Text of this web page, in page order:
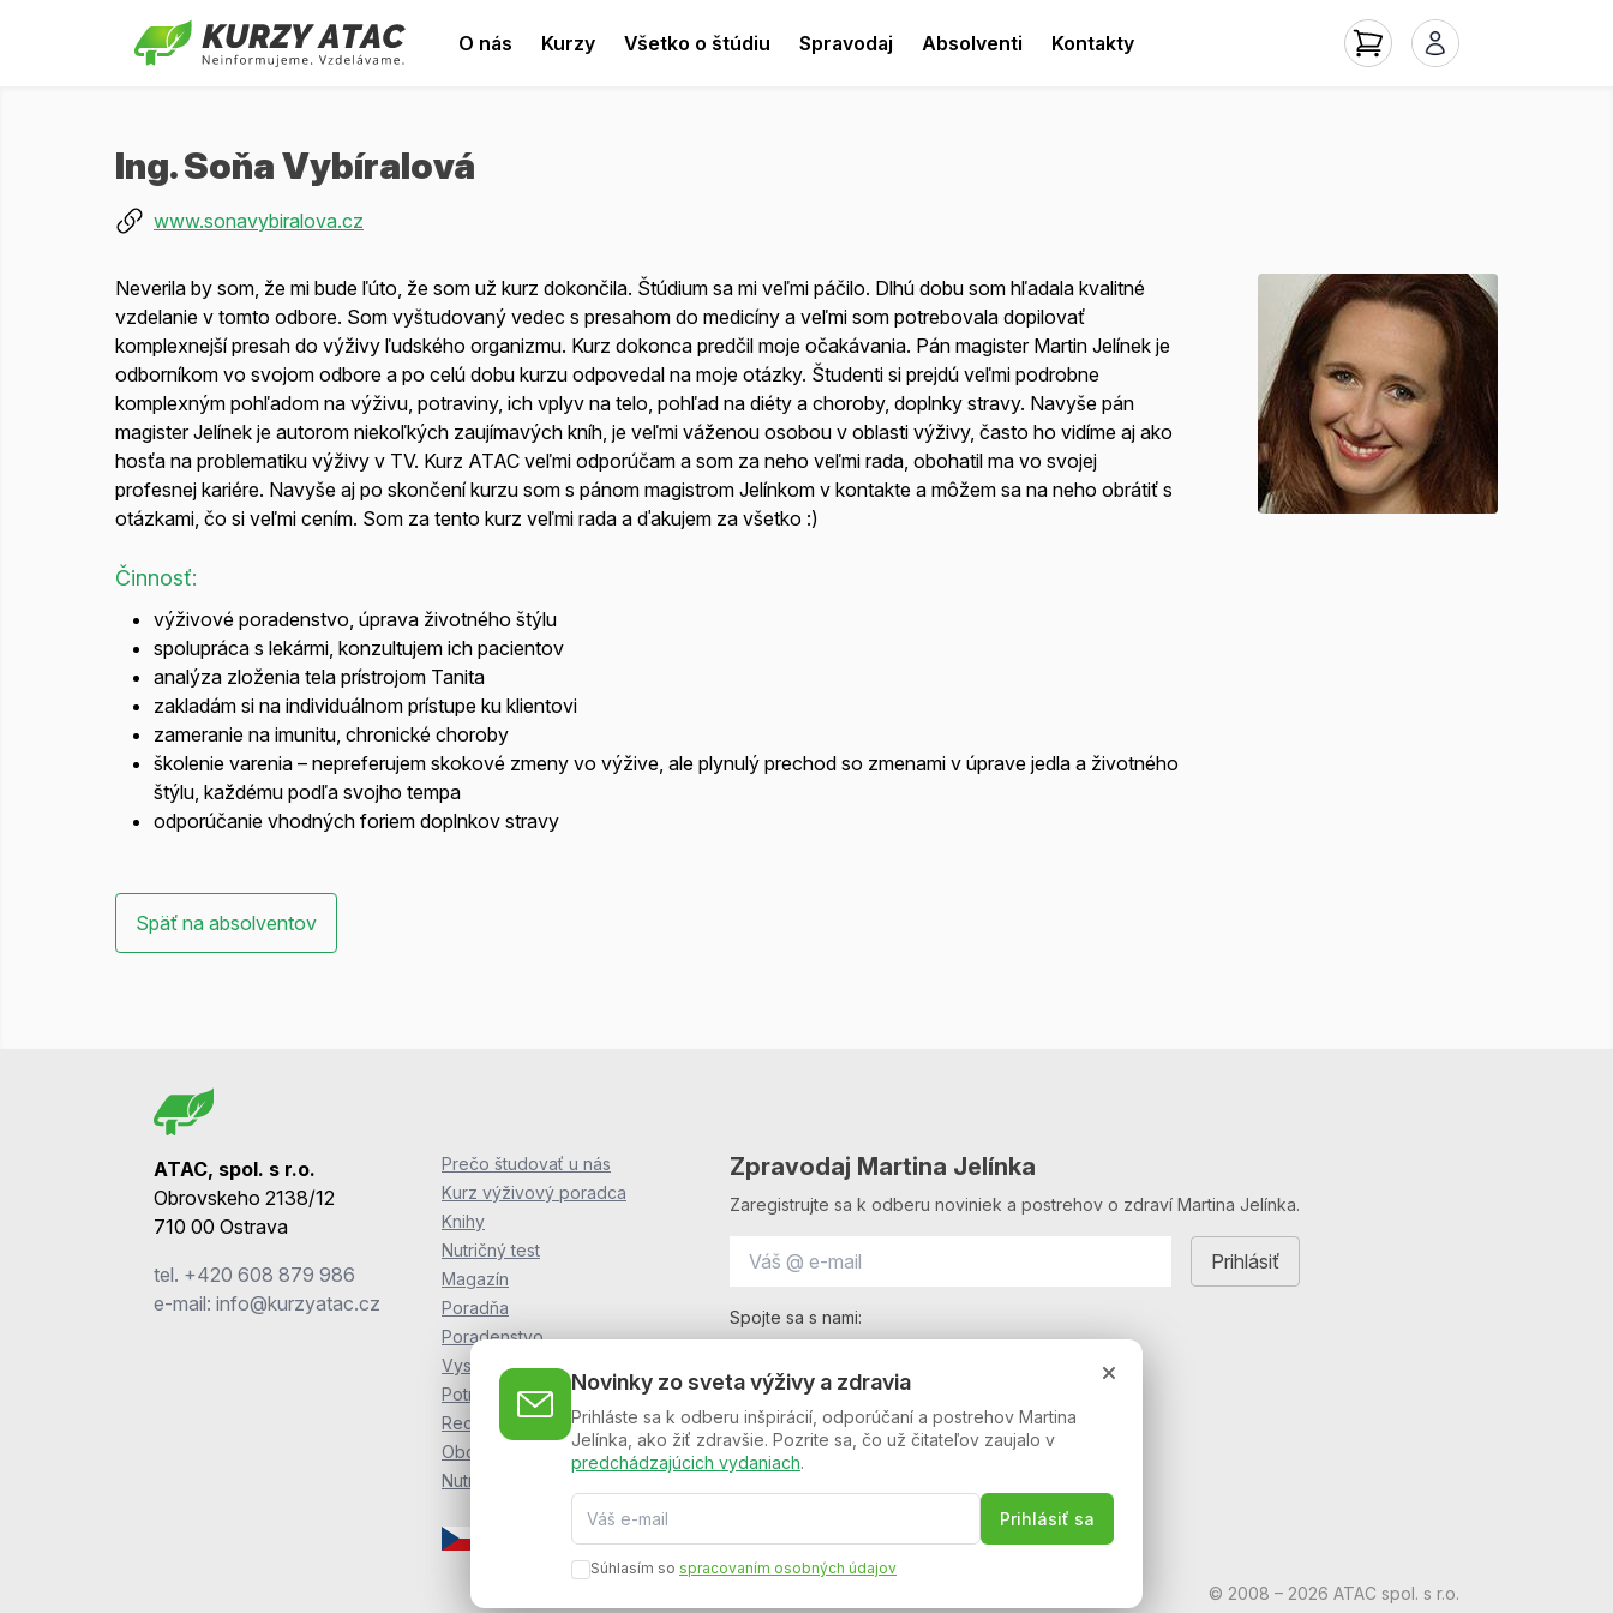
O nás Kurzy Všetko o štúdiu Spravodaj Absolventi Kontakty
Ing. Soňa Vybíralová
www.sonavybiralova.cz
Neverila by som, že mi bude ľúto, že som už kurz dokončila. Štúdium sa mi veľmi páčilo. Dlhú dobu som hľadala kvalitné
vzdelanie v tomto odbore. Som vyštudovaný vedec s presahom do medicíny a veľmi som potrebovala dopilovať
komplexnejší presah do výživy ľudského organizmu. Kurz dokonca predčil moje očakávania. Pán magister Martin Jelínek je
odborníkom vo svojom odbore a po celú dobu kurzu odpovedal na moje otázky. Študenti si prejdú veľmi podrobne
komplexným pohľadom na výživu, potraviny, ich vplyv na telo, pohľad na diéty a choroby, doplnky stravy. Navyše pán
magister Jelínek je autorom niekoľkých zaujímavých kníh, je veľmi váženou osobou v oblasti výživy, často ho vidíme aj ako
hosťa na problematiku výživy v TV. Kurz ATAC veľmi odporúčam a som za neho veľmi rada, obohatil ma vo svojej
profesnej kariére. Navyše aj po skončení kurzu som s pánom magistrom Jelínkom v kontakte a môžem sa na neho obrátiť s
otázkami, čo si veľmi cením. Som za tento kurz veľmi rada a ďakujem za všetko :)
Činnosť:
výživové poradenstvo, úprava životného štýlu
spolupráca s lekármi, konzultujem ich pacientov
analýza zloženia tela prístrojom Tanita
zakladám si na individuálnom prístupe ku klientovi
zameranie na imunitu, chronické choroby
školenie varenia – nepreferujem skokové zmeny vo výžive, ale plynulý prechod so zmenami v úprave jedla a životného
štýlu, každému podľa svojho tempa
odporúčanie vhodných foriem doplnkov stravy
Späť na absolventov
Novinky zo sveta výživy a zdravia
Prihláste sa k odberu inšpirácií, odporúčaní a postrehov Martina
Jelínka, ako žiť zdravšie. Pozrite sa, čo už čitateľov zaujalo v
predchádzajúcich vydaniach.
Prihlásiť sa
Súhlasím so spracovaním osobných údajov
ATAC, spol. s r.o.
Obrovskeho 2138/12
710 00 Ostrava
tel. +420 608 879 986
e-mail: info@kurzyatac.cz
Prečo študovať u nás
Kurz výživový poradca
Knihy
Nutričný test
Magazín
Poradňa
Poradenstvo
Vyskúšajte si
Potraviny ZOF
Recepty ZOF
Obchodné podmienky
NutriKursy.pl (beta)
Česká verze
Zpravodaj Martina Jelínka
Zaregistrujte sa k odberu noviniek a postrehov o zdraví Martina Jelínka.
Spojte sa s nami:
© 2008 – 2026 ATAC spol. s r.o.